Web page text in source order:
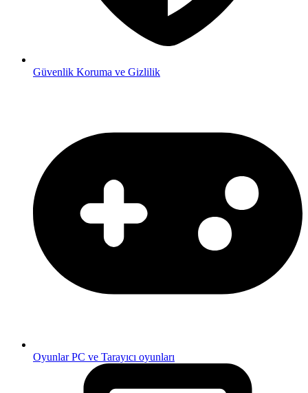
Güvenlik Koruma ve Gizlilik
OyunlarPC ve Tarayıcı oyunları